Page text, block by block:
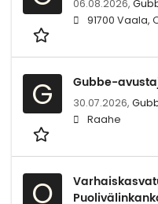
06.08.2026,
91700 Vaala,
G Gubbe-
30.07.2026,
Raahe
O